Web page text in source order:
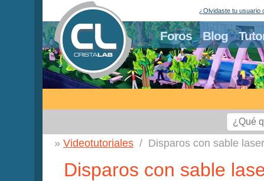
Foros Blog
¿Olvidaste tu usuario
Videotutoriales Disparos con sable
Disparos con sable